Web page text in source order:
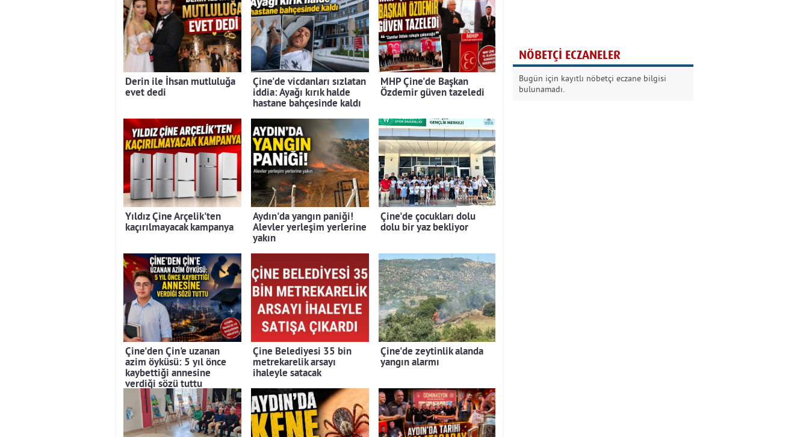
Derin ile İhsan mutluluğa
evet dedi
Çine'de vicdanları sızlatan
iddia: Ayağı kırık halde
hastane bahçesinde kaldı
MHP Çine'de Başkan
Özdemir güven tazeledi
Yıldız Çine Arçelik'ten
kaçırılmayacak kampanya
Aydın'da yangın paniği!
Alevler yerleşim yerlerine
yakın
Çine'de çocukları dolu
dolu bir yaz bekliyor
Çine'den Çin'e uzanan
azim öyküsü: 5 yıl önce
kaybettiği annesine
verdiği sözü tuttu
Çine Belediyesi 35 bin
metrekarelik arsayı
ihaleyle satacak
Çine'de zeytinlik alanda
yangın alarmı
Kurban Bayramında
Dikkat!
NÖBETÇİ ECZANELER
Bugün için kayıtlı nöbetçi eczane bilgisi
bulunamadı.